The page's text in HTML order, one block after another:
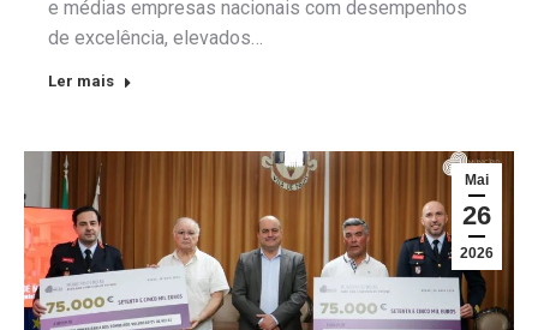
e médias empresas nacionais com desempenhos
de excelência, elevados…
Ler mais
Mai
26
2026